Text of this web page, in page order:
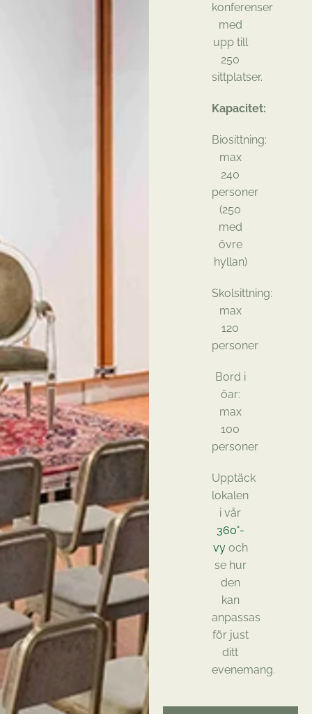
konferenser
med
upp till
250
sittplatser.
Kapacitet:
Biosittning:
max
240
personer
(250
med
övre
hyllan)
Skolsittning:
max
120
personer
Bord i
öar:
max
100
personer
Upptäck
lokalen
i vår
360°-
vyoch
se hur
den
kan
anpassas
för just
ditt
evenemang.